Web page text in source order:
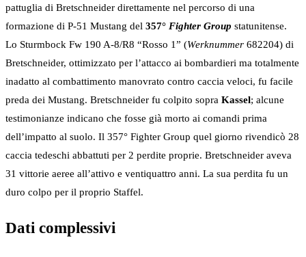
pattuglia di Bretschneider direttamente nel percorso di una
formazione di P-51 Mustang del 357° Fighter Group statunitense.
Lo Sturmbock Fw 190 A-8/R8 “Rosso 1” (Werknummer 682204) di
Bretschneider, ottimizzato per l’attacco ai bombardieri ma totalmente
inadatto al combattimento manovrato contro caccia veloci, fu facile
preda dei Mustang. Bretschneider fu colpito sopra Kassel; alcune
testimonianze indicano che fosse già morto ai comandi prima
dell’impatto al suolo. Il 357° Fighter Group quel giorno rivendicò 28
caccia tedeschi abbattuti per 2 perdite proprie. Bretschneider aveva
31 vittorie aeree all’attivo e ventiquattro anni. La sua perdita fu un
duro colpo per il proprio Staffel.
Dati complessivi